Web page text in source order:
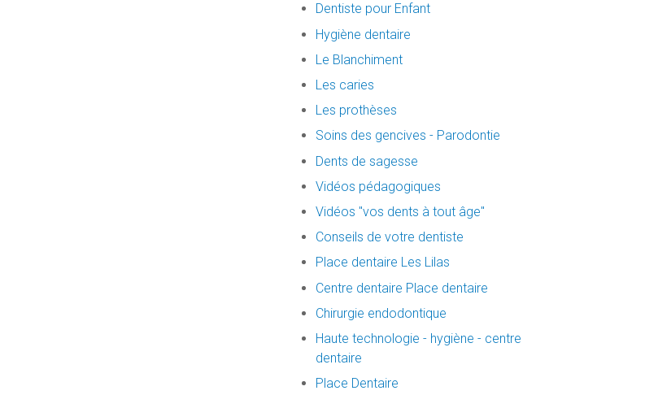
Dentiste pour Enfant
Hygiène dentaire
Le Blanchiment
Les caries
Les prothèses
Soins des gencives - Parodontie
Dents de sagesse
Vidéos pédagogiques
Vidéos "vos dents à tout âge"
Conseils de votre dentiste
Place dentaire Les Lilas
Centre dentaire Place dentaire
Chirurgie endodontique
Haute technologie - hygiène - centre
dentaire
Place Dentaire